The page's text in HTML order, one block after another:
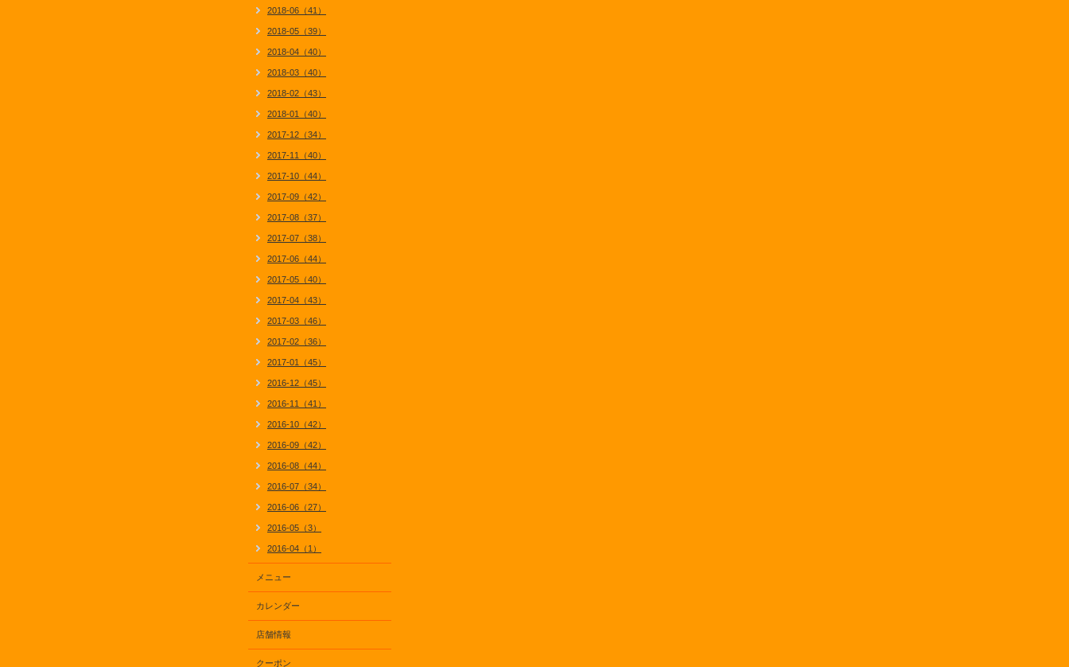
2018-06（41）
2018-05（39）
2018-04（40）
2018-03（40）
2018-02（43）
2018-01（40）
2017-12（34）
2017-11（40）
2017-10（44）
2017-09（42）
2017-08（37）
2017-07（38）
2017-06（44）
2017-05（40）
2017-04（43）
2017-03（46）
2017-02（36）
2017-01（45）
2016-12（45）
2016-11（41）
2016-10（42）
2016-09（42）
2016-08（44）
2016-07（34）
2016-06（27）
2016-05（3）
2016-04（1）
メニュー
カレンダー
店舗情報
クーポン